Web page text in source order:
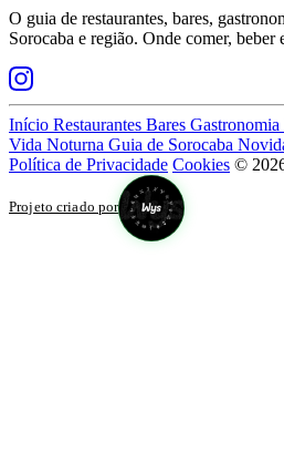
O guia de restaurantes, bares,
Sorocaba e região. Onde comer, beber
Início Restaurantes Bares Gastronomia
Vida Noturna Guia de Sorocaba
Política de Privacidade Cookies ©
Projeto criado por